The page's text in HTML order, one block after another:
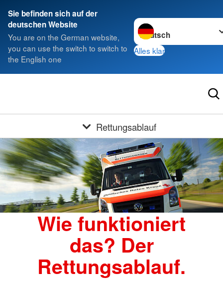
Sie befinden sich auf der
deutschen Website
You are on the German website,
you can use the switch to switch to
the English one
Sprache wechseln zu
Alles klar
Rettungsablauf
Wie funktioniert
das? Der
Rettungsablauf.